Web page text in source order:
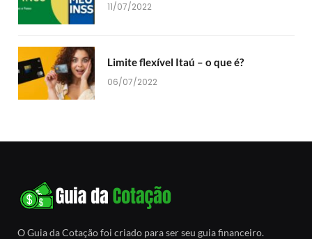
11/07/2022
Limite flexível Itaú – o que é?
06/07/2022
O Guia da Cotação foi criado para ser seu guia financeiro.